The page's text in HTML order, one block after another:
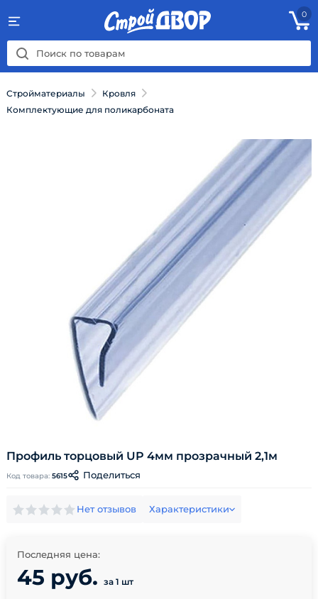
0
Стройматериалы
Кровля
Комплектующие для поликарбоната
Профиль торцовый UP 4мм прозрачный 2,1м
Код товара: 5615 Поделиться
Нет отзывов Характеристики
Последняя цена:
45 руб. за 1 шт